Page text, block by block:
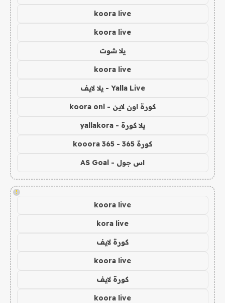
koora live
koora live
يلا شوت
koora live
Yalla Live - يلا لايف
كورة اون لاين - koora onl
يلا كورة - yallakora
كورة 365 - kooora 365
اس جول - AS Goal
!
koora live
kora live
كورة لايف
koora live
كورة لايف
koora live